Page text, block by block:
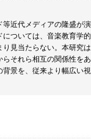
近代メディアの隆盛が
ついては、音楽教育学
見当たらない。本研究
それら相互の関係性を
景を、従来より幅広い視